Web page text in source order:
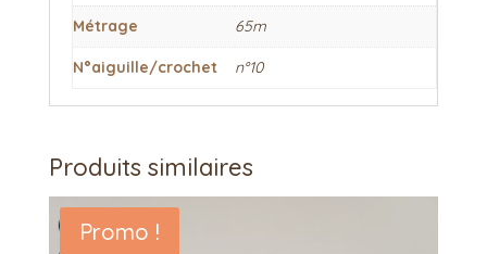
Métrage 65m
N°aiguille/crochet n°10
Produits similaires
Promo !